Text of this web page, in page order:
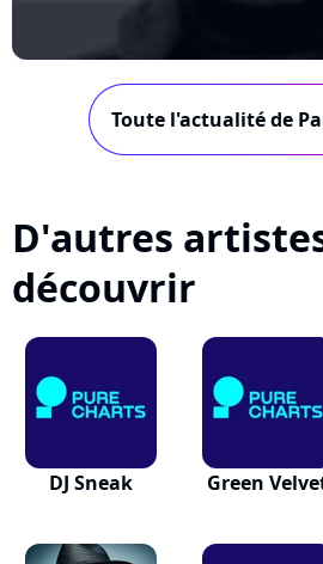
Toute l'actualité de
D'autres
découvrir
DJ Sneak Green